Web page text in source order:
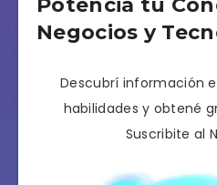
Potencia tu
Negocios y
Descubrí información
habilidades y obtené
Suscribite al